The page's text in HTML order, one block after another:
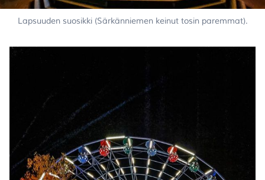
Lapsuuden suosikki (Särkänniemen keinut tosin paremmat).